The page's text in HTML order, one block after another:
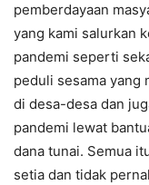
pemberdayaan
yang kami salurkan
pandemi seperti
peduli sesama yang
di desa-desa dan
pandemi lewat
dana tunai. Semua
setia dan tidak